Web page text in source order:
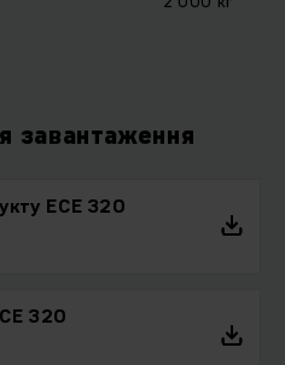
завантаження
ECE 320
320